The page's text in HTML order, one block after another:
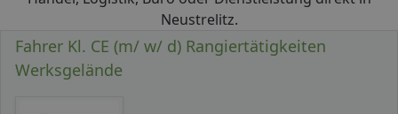
Neustrelitz.
Fahrer Kl. CE (m/ w/ d) Rangiertätigkeiten
Werksgelände